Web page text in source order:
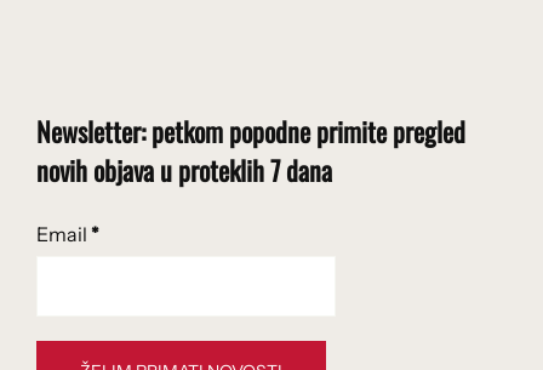
Newsletter: petkom popodne primite pregled
novih objava u proteklih 7 dana
Email *